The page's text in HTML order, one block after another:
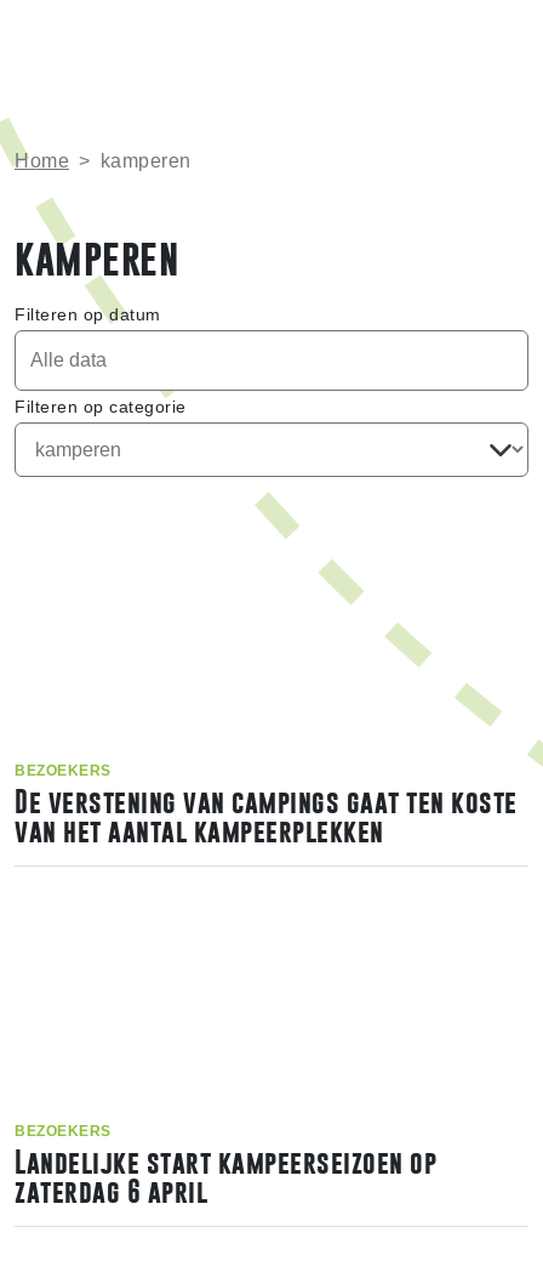
Home > kamperen
kamperen
Filteren op datum
Filteren op categorie
BEZOEKERS
De verstening van campings gaat ten koste
van het aantal kampeerplekken
BEZOEKERS
Landelijke start kampeerseizoen op
zaterdag 6 april